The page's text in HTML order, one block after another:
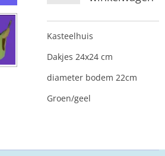
Kasteelhuis
Dakjes 24x24 cm
diameter bodem 22cm
Groen/geel